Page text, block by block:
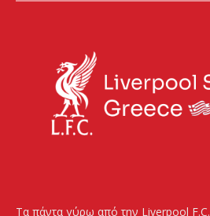
Τα πάντα γύρω από την Liverpool F.C.